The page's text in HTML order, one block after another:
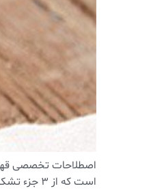
است که از ۳ جزء تشکیل شده :۱)تمام جامدات محلول در آب (TDS) : که شامل کافئین ، نمک […]